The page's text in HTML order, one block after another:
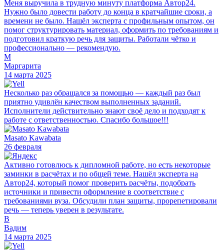
Меня выручила в трудную минуту платформа Автор24.
Нужно было довести работу до конца в кратчайшие сроки, а
времени не было. Нашёл эксперта с профильным опытом, он
помог структурировать материал, оформить по требованиям и
подготовил краткую речь для защиты. Работали чётко и
профессионально — рекомендую.
М
Маргарита
14 марта 2025
Несколько раз обращался за помощью — каждый раз был
приятно удивлён качеством выполненных заданий.
Исполнители действительно знают своё дело и подходят к
работе с ответственностью. Спасибо большое!!!
Masato Kawabata
26 февраля
Активно готовлюсь к дипломной работе, но есть некоторые
заминки в расчётах и по общей теме. Нашёл эксперта на
Автор24, который помог проверить расчёты, подобрать
источники и привести оформление в соответствие с
требованиями вуза. Обсудили план защиты, прорепетировали
речь — теперь уверен в результате.
В
Вадим
14 марта 2025